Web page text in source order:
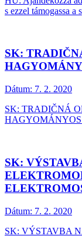
s ezzel támogassa a
SK:
Dátum: 7. 2. 2020
SK: TRADIČNÁ
SK:
Dátum: 7. 2. 2020
SK: VÝSTAVBA